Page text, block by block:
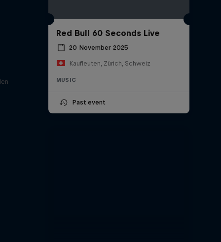
Red Bull 60 Seconds Live
20 November 2025
Kaufleuten, Zürich, Schweiz
MUSIC
Past event